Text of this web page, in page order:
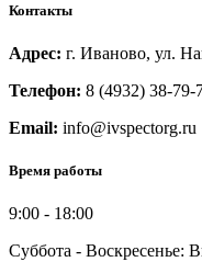
Контакты
Адрес: г. Иваново, ул.
Телефон: 8 (4932) 38-79-
Email: info@ivspectorg.ru
Время работы
9:00 - 18:00
Суббота - Воскресенье: